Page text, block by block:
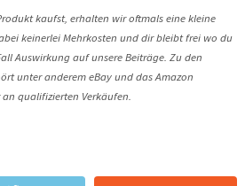
kaufst, erhalten wir oftmals eine kleine
keinerlei Mehrkosten und dir bleibt frei wo du
Auswirkung auf unsere Beiträge. Zu den
unter anderem eBay und das Amazon
qualifizierten Verkäufen.